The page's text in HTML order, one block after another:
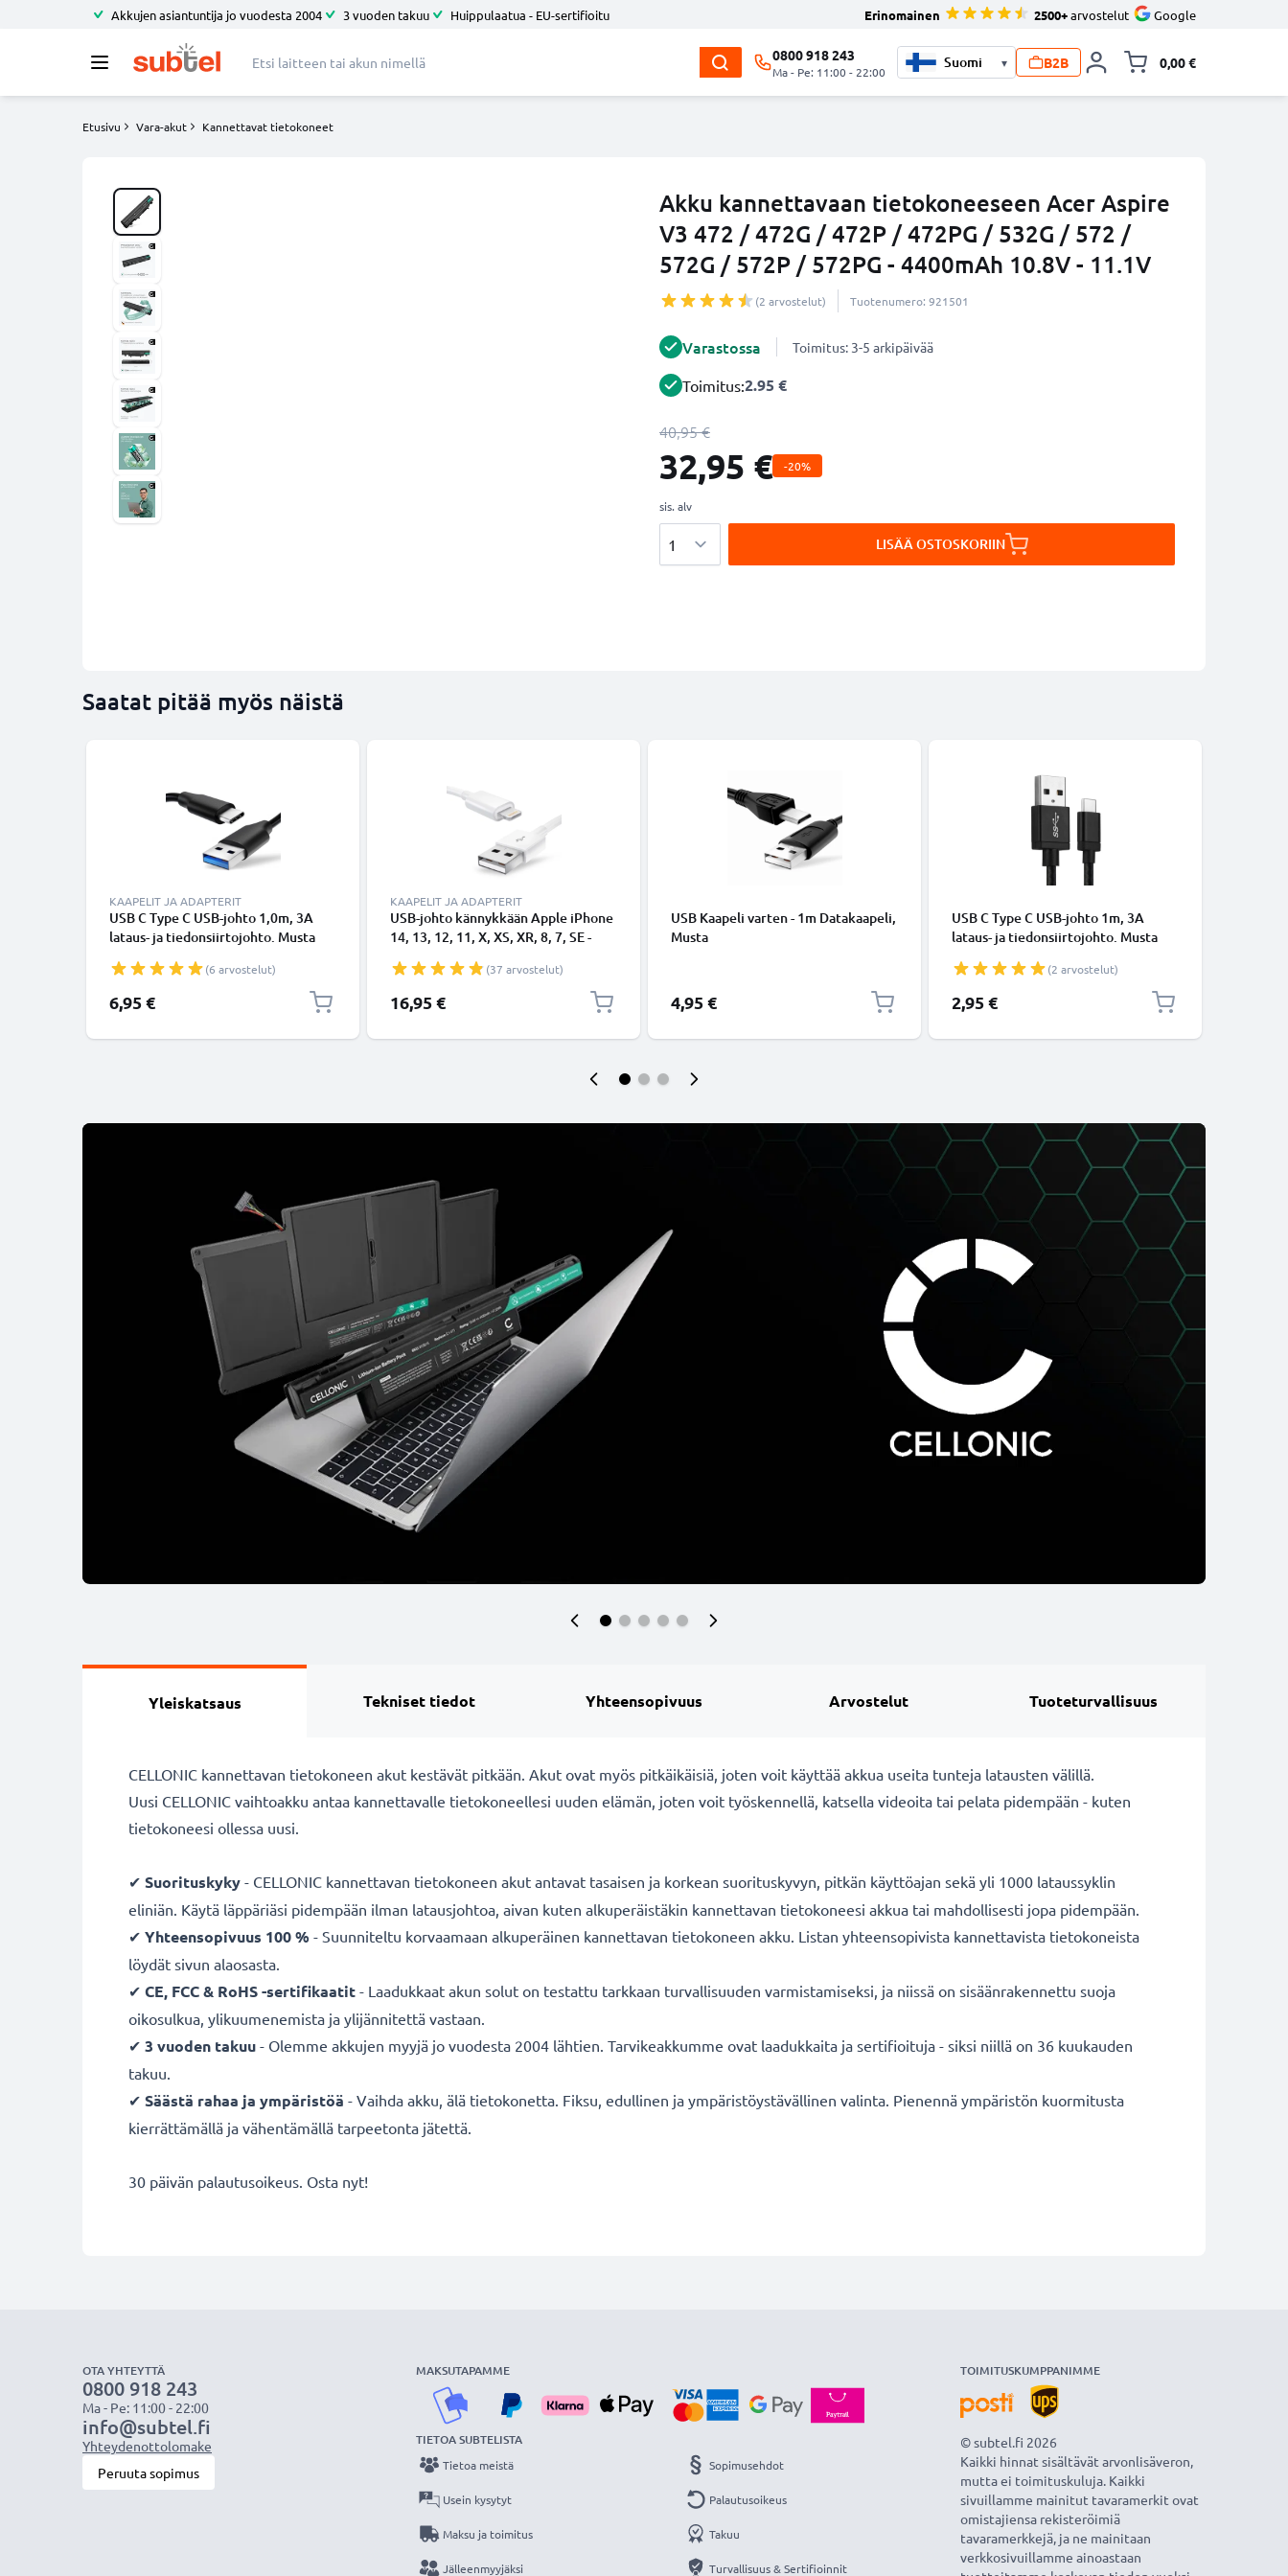
Akkujen asiantuntija jo vuodesta 2004 3 vuoden takuu Huippulaatua - EU-sertifioitu Erinomainen 2500+arvostelut Google
0800 918 243
Ma - Pe: 11:00 - 22:00
▾ B2B 0,00 €
Etusivu Vara-akut Kannettavat tietokoneet
Akku kannettavaan tietokoneeseen Acer Aspire
V3 472 / 472G / 472P / 472PG / 532G / 572 /
572G / 572P / 572PG - 4400mAh 10.8V - 11.1V
(2 arvostelut) Tuotenumero: 921501
Varastossa Toimitus: 3-5 arkipäivää
Toimitus:2.95 €
40,95 €
32,95 € -20%
sis. alv
LISÄÄ OSTOSKORIIN
Saatat pitää myös näistä
KAAPELIT JA ADAPTERIT
USB C Type C USB-johto 1,0m, 3A
lataus- ja tiedonsiirtojohto. Musta
USB-kaapeli
(6 arvostelut)
6,95 €
KAAPELIT JA ADAPTERIT
USB-johto kännykkään Apple iPhone
14, 13, 12, 11, X, XS, XR, 8, 7, SE -
Valkoinen datakaapeli(37 arvostelut)
16,95 €
USB Kaapeli varten - 1m Datakaapeli,
Musta
4,95 €
USB C Type C USB-johto 1m, 3A
lataus- ja tiedonsiirtojohto. Musta
USB-kaapeli
(2 arvostelut)
2,95 €
Yleiskatsaus Tekniset tiedot Yhteensopivuus Arvostelut Tuoteturvallisuus
CELLONIC kannettavan tietokoneen akut kestävät pitkään. Akut ovat myös pitkäikäisiä, joten voit käyttää akkua useita tunteja latausten välillä.
Uusi CELLONIC vaihtoakku antaa kannettavalle tietokoneellesi uuden elämän, joten voit työskennellä, katsella videoita tai pelata pidempään - kuten
tietokoneesi ollessa uusi.
✔ Suorituskyky - CELLONIC kannettavan tietokoneen akut antavat tasaisen ja korkean suorituskyvyn, pitkän käyttöajan sekä yli 1000 lataussyklin
eliniän. Käytä läppäriäsi pidempään ilman latausjohtoa, aivan kuten alkuperäistäkin kannettavan tietokoneesi akkua tai mahdollisesti jopa pidempään.
✔ Yhteensopivuus 100 % - Suunniteltu korvaamaan alkuperäinen kannettavan tietokoneen akku. Listan yhteensopivista kannettavista tietokoneista
löydät sivun alaosasta.
✔ CE, FCC & RoHS -sertifikaatit - Laadukkaat akun solut on testattu tarkkaan turvallisuuden varmistamiseksi, ja niissä on sisäänrakennettu suoja
oikosulkua, ylikuumenemista ja ylijännitettä vastaan.
✔ 3 vuoden takuu - Olemme akkujen myyjä jo vuodesta 2004 lähtien. Tarvikeakkumme ovat laadukkaita ja sertifioituja - siksi niillä on 36 kuukauden
takuu.
✔ Säästä rahaa ja ympäristöä - Vaihda akku, älä tietokonetta. Fiksu, edullinen ja ympäristöystävällinen valinta. Pienennä ympäristön kuormitusta
kierrättämällä ja vähentämällä tarpeetonta jätettä.
30 päivän palautusoikeus. Osta nyt!
OTA YHTEYTTÄ
0800 918 243
Ma - Pe: 11:00 - 22:00
info@subtel.fi
Yhteydenottolomake
Peruuta sopimus
MAKSUTAPAMME
TIETOA SUBTELISTA
Tietoa meistä
Usein kysytyt
Maksu ja toimitus
Jälleenmyyjäksi
Sopimusehdot
Palautusoikeus
Takuu
Turvallisuus & Sertifioinnit
TOIMITUSKUMPPANIMME
© subtel.fi 2026
Kaikki hinnat sisältävät arvonlisäveron,
mutta ei toimituskuluja. Kaikki
sivuillamme mainitut tavaramerkit ovat
omistajiensa rekisteröimiä
tavaramerkkejä, ja ne mainitaan
verkkosivuillamme ainoastaan